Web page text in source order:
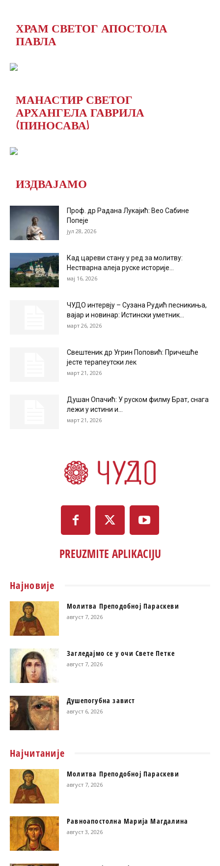
ХРАМ СВЕТОГ АПОСТОЛА
ПАВЛА
МАНАСТИР СВЕТОГ
АРХАНГЕЛА ГАВРИЛА
(ПИНОСАВА)
ИЗДВАЈАМО
Проф. др Радана Лукајић: Вео Сабине
Попеје
јул 28, 2026
Кад цареви стану у ред за молитву:
Нестварна алеја руске историје...
мај 16, 2026
ЧУДО интервју – Сузана Рудић песникиња,
вајар и новинар: Истински уметник...
март 26, 2026
Свештеник др Угрин Поповић: Причешће
јесте терапеутски лек
март 21, 2026
Душан Опачић: У руском филму Брат, снага
лежи у истини и...
март 21, 2026
PREUZMITE APLIKACIJU
Најновије
Молитва Преподобној Параскеви
август 7, 2026
Загледајмо се у очи Свете Петке
август 7, 2026
Душепогубна завист
август 6, 2026
Најчитаније
Молитва Преподобној Параскеви
август 7, 2026
Равноапостолна Марија Магдалина
август 3, 2026